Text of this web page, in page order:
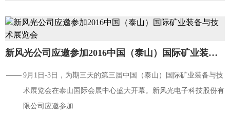
新风光公司应邀参加2016中国（泰山）国际矿业装备与技术展览会
9月1日-3日，为期三天的第三届中国（泰山）国际矿业装备与技
术展览会在泰山国际会展中心盛大开幕。新风光电子科技股份有
限公司应邀参加